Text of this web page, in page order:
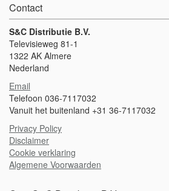
Contact
S&C Distributie B.V.
Televisieweg 81-1
1322 AK Almere
Nederland
Email
Telefoon 036-7117032
Vanuit het buitenland +31 36-7117032
Privacy Policy
Disclaimer
Cookie verklaring
Algemene Voorwaarden